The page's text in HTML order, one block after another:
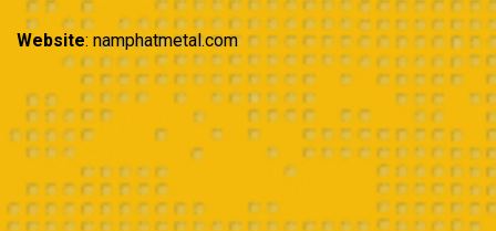
Website: namphatmetal.com